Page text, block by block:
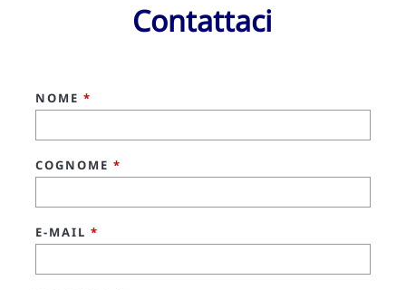
Contattaci
NOME *
COGNOME *
E-MAIL *